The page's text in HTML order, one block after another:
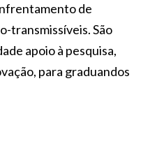
de
transmissíveis. São
apoio à pesquisa,
para graduandos